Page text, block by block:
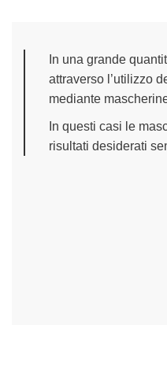
In una grande
attraverso l’utilizzo
mediante
In questi casi le
risultati desiderati